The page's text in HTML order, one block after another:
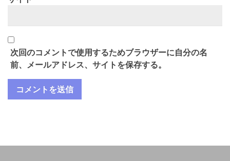
次回のコメントで使用するためブラウザーに自分の名
前、メールアドレス、サイトを保存する。